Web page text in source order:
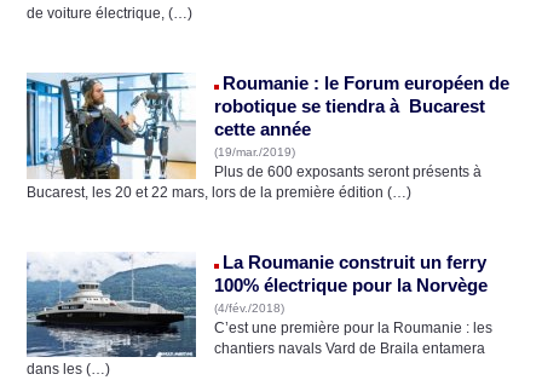
de voiture électrique, (…)
Roumanie : le Forum européen de
robotique se tiendra à Bucarest
cette année
(19/mar./2019)
Plus de 600 exposants seront présents à
Bucarest, les 20 et 22 mars, lors de la première édition (…)
La Roumanie construit un ferry
100% électrique pour la Norvège
(4/fév./2018)
C’est une première pour la Roumanie : les
chantiers navals Vard de Braila entamera
dans les (…)